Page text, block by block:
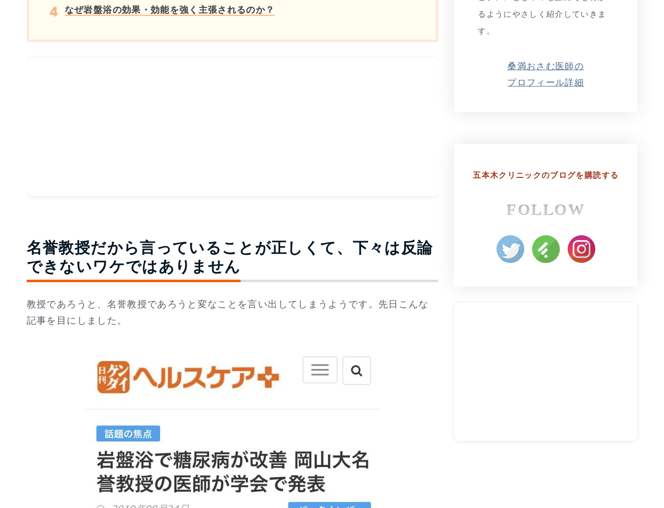
なぜ岩盤浴の効果・効能を強く主張されるのか？
名誉教授だから言っていることが正しくて、下々は反論
できないワケではありません
教授であろうと、名誉教授であろうと変なことを言い出してしまうようです。先日こんな
記事を目にしました。
るようにやさしく紹介していきま
す。
桑満おさむ医師の
プロフィール詳細
五本木クリニックのブログを購読する
FOLLOW